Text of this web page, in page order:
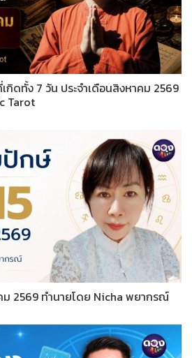
กิดทั้ง 7 วัน ประจำเดือนสิงหาคม 2569
Tarot
ม 2569 ทำนายโดย Nicha พยากรณ์